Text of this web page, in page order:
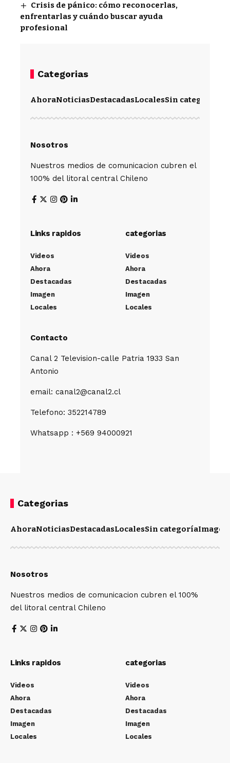
Crisis de pánico: cómo reconocerlas,
enfrentarlas y cuándo buscar ayuda
profesional
Categorias
AhoraNoticiasDestacadasLocalesSin categoría
Nosotros
Nuestros medios de comunicacion cubren el
100% del litoral central Chileno
Links rapidos
Videos
Ahora
Destacadas
Imagen
Locales
categorias
Videos
Ahora
Destacadas
Imagen
Locales
Contacto
Canal 2 Television-calle Patria 1933 San
Antonio
email: canal2@canal2.cl
Telefono: 352214789
Whatsapp : +569 94000921
Categorias
AhoraNoticiasDestacadasLocalesSin categoríaImagen
Nosotros
Nuestros medios de comunicacion cubren el 100%
del litoral central Chileno
Links rapidos
Videos
Ahora
Destacadas
Imagen
Locales
categorias
Videos
Ahora
Destacadas
Imagen
Locales